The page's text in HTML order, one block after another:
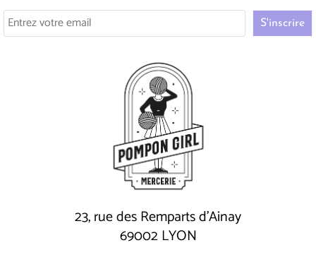
23, rue des Remparts d'Ainay
69002 LYON